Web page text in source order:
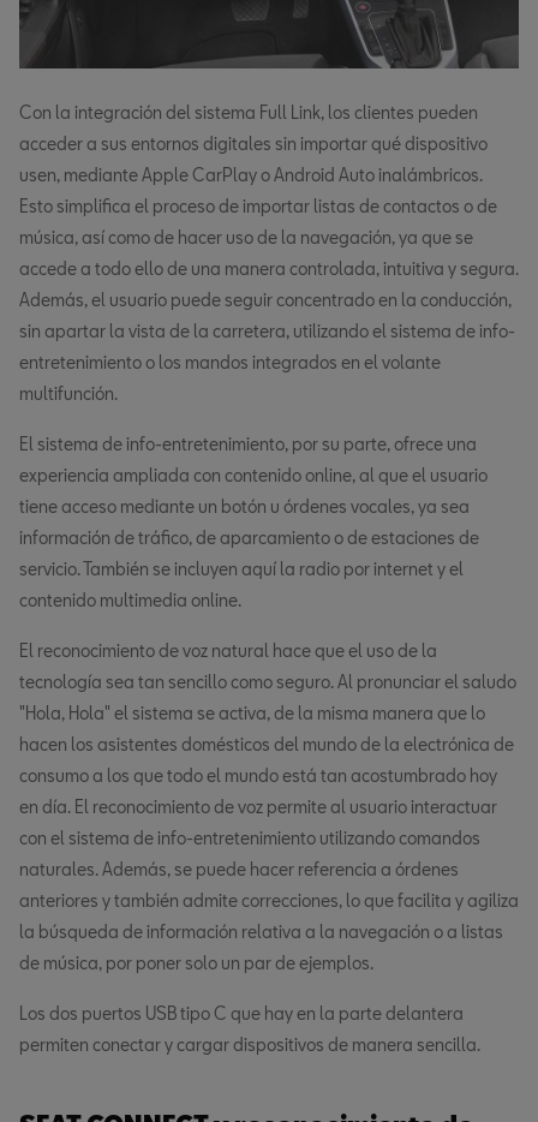
Con la integración del sistema Full Link, los clientes pueden
acceder a sus entornos digitales sin importar qué dispositivo
usen, mediante Apple CarPlay o Android Auto inalámbricos.
Esto simplifica el proceso de importar listas de contactos o de
música, así como de hacer uso de la navegación, ya que se
accede a todo ello de una manera controlada, intuitiva y segura.
Además, el usuario puede seguir concentrado en la conducción,
sin apartar la vista de la carretera, utilizando el sistema de info-
entretenimiento o los mandos integrados en el volante
multifunción.
El sistema de info-entretenimiento, por su parte, ofrece una
experiencia ampliada con contenido online, al que el usuario
tiene acceso mediante un botón u órdenes vocales, ya sea
información de tráfico, de aparcamiento o de estaciones de
servicio. También se incluyen aquí la radio por internet y el
contenido multimedia online.
El reconocimiento de voz natural hace que el uso de la
tecnología sea tan sencillo como seguro. Al pronunciar el saludo
"Hola, Hola" el sistema se activa, de la misma manera que lo
hacen los asistentes domésticos del mundo de la electrónica de
consumo a los que todo el mundo está tan acostumbrado hoy
en día. El reconocimiento de voz permite al usuario interactuar
con el sistema de info-entretenimiento utilizando comandos
naturales. Además, se puede hacer referencia a órdenes
anteriores y también admite correcciones, lo que facilita y agiliza
la búsqueda de información relativa a la navegación o a listas
de música, por poner solo un par de ejemplos.
Los dos puertos USB tipo C que hay en la parte delantera
permiten conectar y cargar dispositivos de manera sencilla.